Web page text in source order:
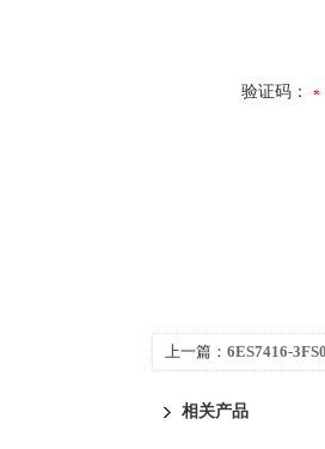
验证码：
上一篇： 6ES7416-
相关产品